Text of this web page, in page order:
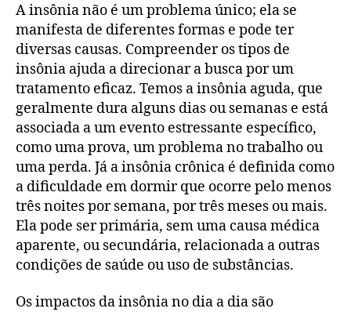
A insônia não é um problema único; ela se
manifesta de diferentes formas e pode ter
diversas causas. Compreender os tipos de
insônia ajuda a direcionar a busca por um
tratamento eficaz. Temos a insônia aguda, que
geralmente dura alguns dias ou semanas e está
associada a um evento estressante específico,
como uma prova, um problema no trabalho ou
uma perda. Já a insônia crônica é definida como
a dificuldade em dormir que ocorre pelo menos
três noites por semana, por três meses ou mais.
Ela pode ser primária, sem uma causa médica
aparente, ou secundária, relacionada a outras
condições de saúde ou uso de substâncias.
Os impactos da insônia no dia a dia são